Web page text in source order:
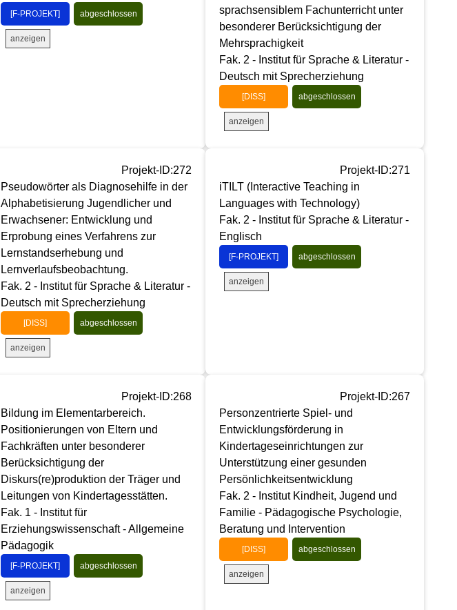
[F-PROJEKT] abgeschlossen
anzeigen
sprachsensiblem Fachunterricht unter
besonderer Berücksichtigung der
Mehrsprachigkeit
Fak. 2 - Institut für Sprache & Literatur -
Deutsch mit Sprecherziehung
[DISS] abgeschlossen
anzeigen
Projekt-ID:272
Pseudowörter als Diagnosehilfe in der
Alphabetisierung Jugendlicher und
Erwachsener: Entwicklung und
Erprobung eines Verfahrens zur
Lernstandserhebung und
Lernverlaufsbeobachtung.
Fak. 2 - Institut für Sprache & Literatur -
Deutsch mit Sprecherziehung
[DISS] abgeschlossen
anzeigen
Projekt-ID:271
iTILT (Interactive Teaching in
Languages with Technology)
Fak. 2 - Institut für Sprache & Literatur -
Englisch
[F-PROJEKT] abgeschlossen
anzeigen
Projekt-ID:268
Bildung im Elementarbereich.
Positionierungen von Eltern und
Fachkräften unter besonderer
Berücksichtigung der
Diskurs(re)produktion der Träger und
Leitungen von Kindertagesstätten.
Fak. 1 - Institut für
Erziehungswissenschaft - Allgemeine
Pädagogik
[F-PROJEKT] abgeschlossen
anzeigen
Projekt-ID:267
Personzentrierte Spiel- und
Entwicklungsförderung in
Kindertageseinrichtungen zur
Unterstützung einer gesunden
Persönlichkeitsentwicklung
Fak. 2 - Institut Kindheit, Jugend und
Familie - Pädagogische Psychologie,
Beratung und Intervention
[DISS] abgeschlossen
anzeigen